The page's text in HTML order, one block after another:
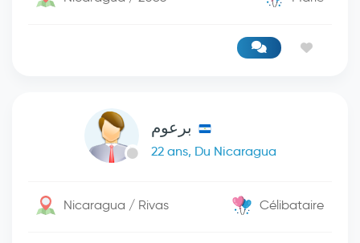
برعوم
22 ans, Du Nicaragua
Nicaragua / Rivas Célibataire